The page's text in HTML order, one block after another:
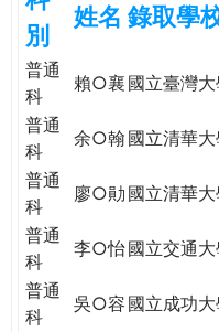
格。
e
r
e
別
姓名 錄取學
普通
科
賴○襄 國立臺灣
普通
科
余○翰 國立清華
普通
科
廖○勛 國立清華
普通
科
李○怡國立交通
普通
科
吳○容 國立成功